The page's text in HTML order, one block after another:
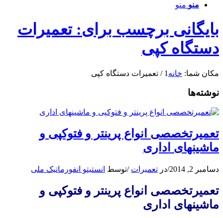
منو منو
بایگانی برچسب برای: تعمیرات
دستگاه کپی
مکان شما: خانه 1
/ تعمیرات دستگاه کپی
نوشته‌ها
تعمیرتخصصی انواع پرینتر و فتوکپی و
ماشینهای اداری
دسامبر 2, 2014 /در تعمیرات /توسط انستیتو انفورماتیک ملی
تعمیرتخصصی انواع پرینتر و فتوکپی و
ماشینهای اداری